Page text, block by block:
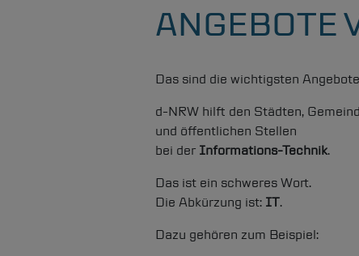
ANGEBOTE
Das sind die wichtigsten
d-NRW hilft den Städten,
und öffentlichen Stellen
bei der Informations-Technik.
Das ist ein schweres Wort.
Die Abkürzung ist: IT.
Dazu gehören zum Beispiel: